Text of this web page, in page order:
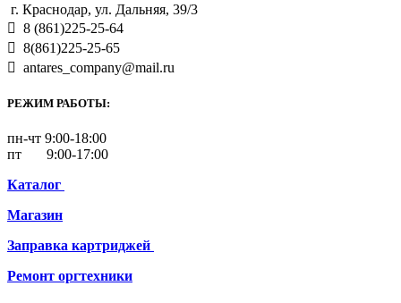
г. Краснодар, ул. Дальняя, 39/3
8 (861)225-25-64
8(861)225-25-65
antares_company@mail.ru
РЕЖИМ РАБОТЫ:
пн-чт 9:00-18:00
пт 9:00-17:00
Каталог
Магазин
Заправка картриджей
Ремонт оргтехники